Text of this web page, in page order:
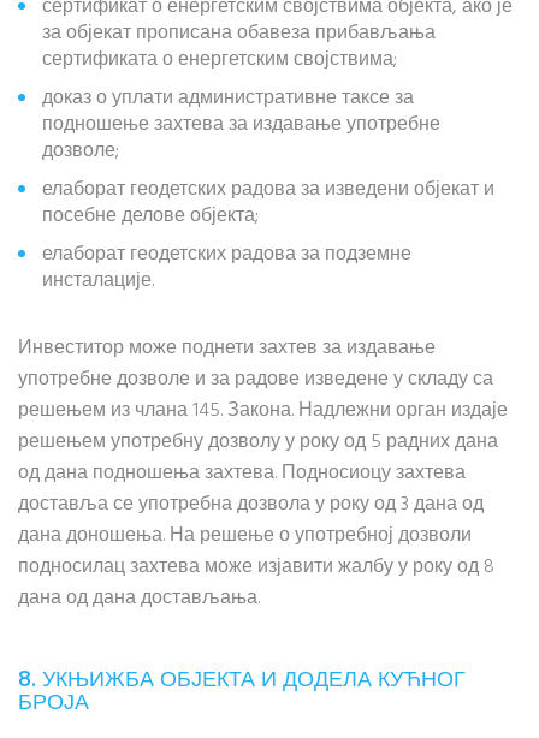
сертификат о енергетским својствима објекта, ако је
за објекат прописана обавеза прибављања
сертификата о енергетским својствима;
доказ о уплати административне таксе за
подношење захтева за издавање употребне
дозволе;
елаборат геодетских радова за изведени објекат и
посебне делове објекта;
елаборат геодетских радова за подземне
инсталације.
Инвеститор може поднети захтев за издавање
употребне дозволе и за радове изведене у складу са
решењем из члана 145. Закона. Надлежни орган издаје
решењем употребну дозволу у року од 5 радних дана
од дана подношења захтева. Подносиоцу захтева
доставља се употребна дозвола у року од 3 дана од
дана доношења. На решење о употребној дозволи
подносилац захтева може изјавити жалбу у року од 8
дана од дана достављања.
8. УКЊИЖБА ОБЈЕКТА И ДОДЕЛА КУЋНОГ
БРОЈА